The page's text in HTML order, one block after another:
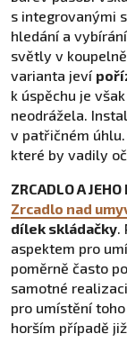
s integrovanými
hledání a
světly v
varianta jeví
k úspěchu je
neodrážela.
v patřičném
které by vadily
ZRCADLO A
Zrcadlo nad
dílek skládačky.
aspektem pro
poměrně často
samotné
pro umístění
horším případě